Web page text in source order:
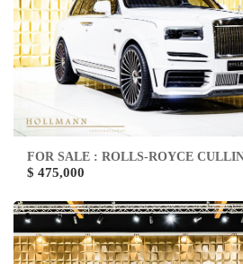
FOR SALE : ROLLS-ROYCE
$ 475,000